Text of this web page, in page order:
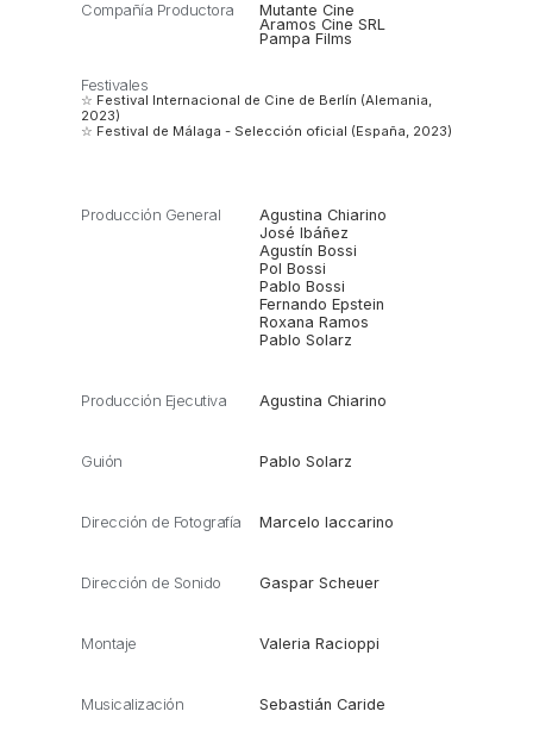
Compañía Productora
Mutante Cine
Aramos Cine SRL
Pampa Films
Festivales
☆ Festival Internacional de Cine de Berlín (Alemania,
2023)
☆ Festival de Málaga - Selección oficial (España, 2023)
Producción General
Agustina Chiarino
José Ibáñez
Agustín Bossi
Pol Bossi
Pablo Bossi
Fernando Epstein
Roxana Ramos
Pablo Solarz
Producción Ejecutiva Agustina Chiarino
Guión Pablo Solarz
Dirección de Fotografía Marcelo Iaccarino
Dirección de Sonido Gaspar Scheuer
Montaje Valeria Racioppi
Musicalización Sebastián Caride